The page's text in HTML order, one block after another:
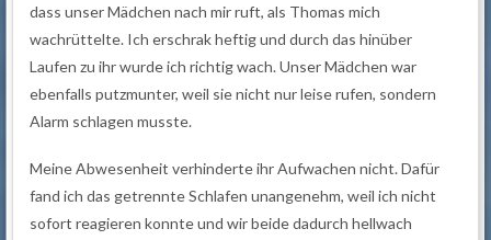
dass unser Mädchen nach mir ruft, als Thomas mich
wachrüttelte. Ich erschrak heftig und durch das hinüber
Laufen zu ihr wurde ich richtig wach. Unser Mädchen war
ebenfalls putzmunter, weil sie nicht nur leise rufen, sondern
Alarm schlagen musste.
Meine Abwesenheit verhinderte ihr Aufwachen nicht. Dafür
fand ich das getrennte Schlafen unangenehm, weil ich nicht
sofort reagieren konnte und wir beide dadurch hellwach